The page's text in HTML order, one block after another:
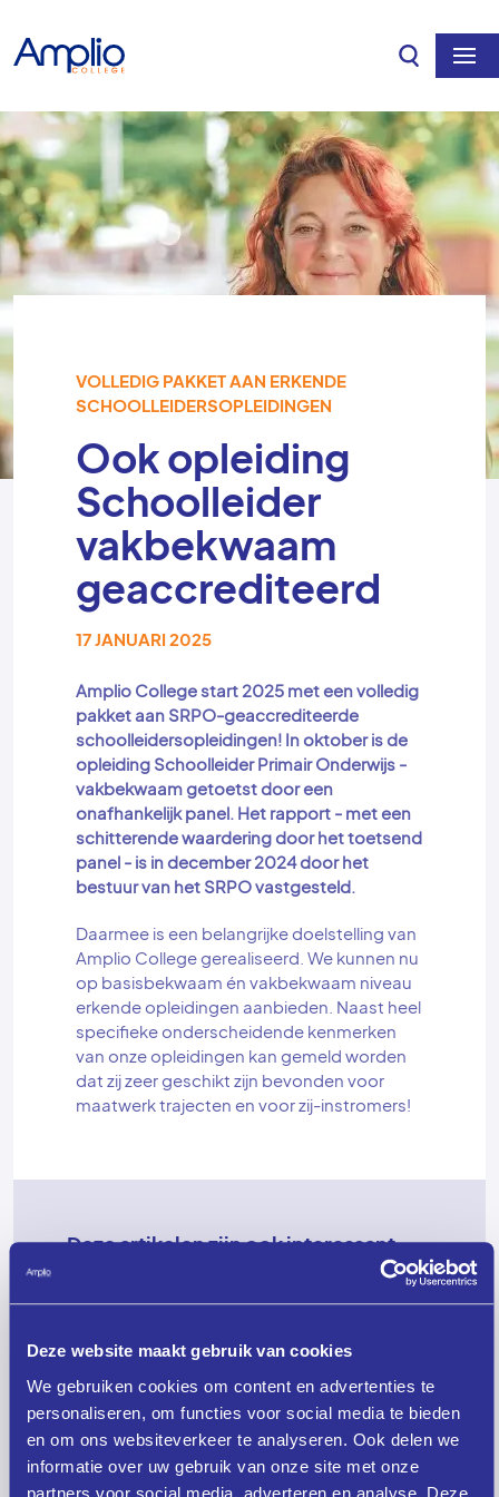
Deze website maakt gebruik van cookies
We gebruiken cookies om content en advertenties te
personaliseren, om functies voor social media te bieden
en om ons websiteverkeer te analyseren. Ook delen we
informatie over uw gebruik van onze site met onze
partners voor social media, adverteren en analyse. Deze
VOLLEDIG PAKKET AAN ERKENDE
SCHOOLLEIDERSOPLEIDINGEN
Ook opleiding
Schoolleider
vakbekwaam
geaccrediteerd
17 JANUARI 2025
Amplio College start 2025 met een volledig
pakket aan SRPO-geaccrediteerde
schoolleidersopleidingen! In oktober is de
opleiding Schoolleider Primair Onderwijs -
vakbekwaam getoetst door een
onafhankelijk panel. Het rapport - met een
schitterende waardering door het toetsend
panel - is in december 2024 door het
bestuur van het SRPO vastgesteld.
Daarmee is een belangrijke doelstelling van
Amplio College gerealiseerd. We kunnen nu
op basisbekwaam én vakbekwaam niveau
erkende opleidingen aanbieden. Naast heel
specifieke onderscheidende kenmerken
van onze opleidingen kan gemeld worden
dat zij zeer geschikt zijn bevonden voor
maatwerk trajecten en voor zij-instromers!
Deze artikelen zijn ook interessant